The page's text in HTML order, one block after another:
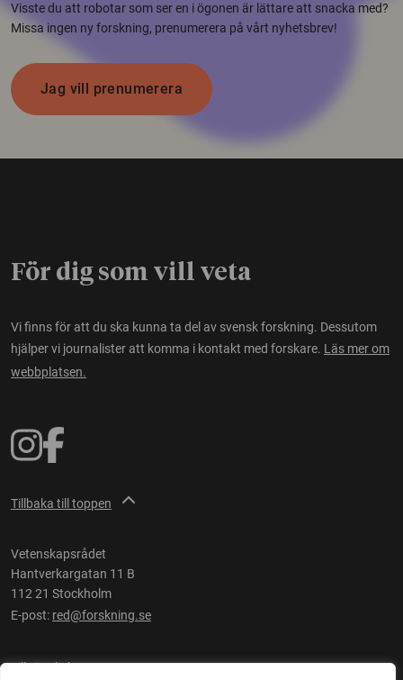
Visste du att robotar som ser en i ögonen är lättare att snacka med?
Missa ingen ny forskning, prenumerera på vårt nyhetsbrev!
Jag vill prenumerera
För dig som vill veta
Vi finns för att du ska kunna ta del av svensk forskning. Dessutom
hjälper vi journalister att komma i kontakt med forskare. Läs mer om
webbplatsen.
Tillbaka till toppen
Vetenskapsrådet
Hantverkargatan 11 B
112 21 Stockholm
E-post: red@forskning.se
Tillgänglighet